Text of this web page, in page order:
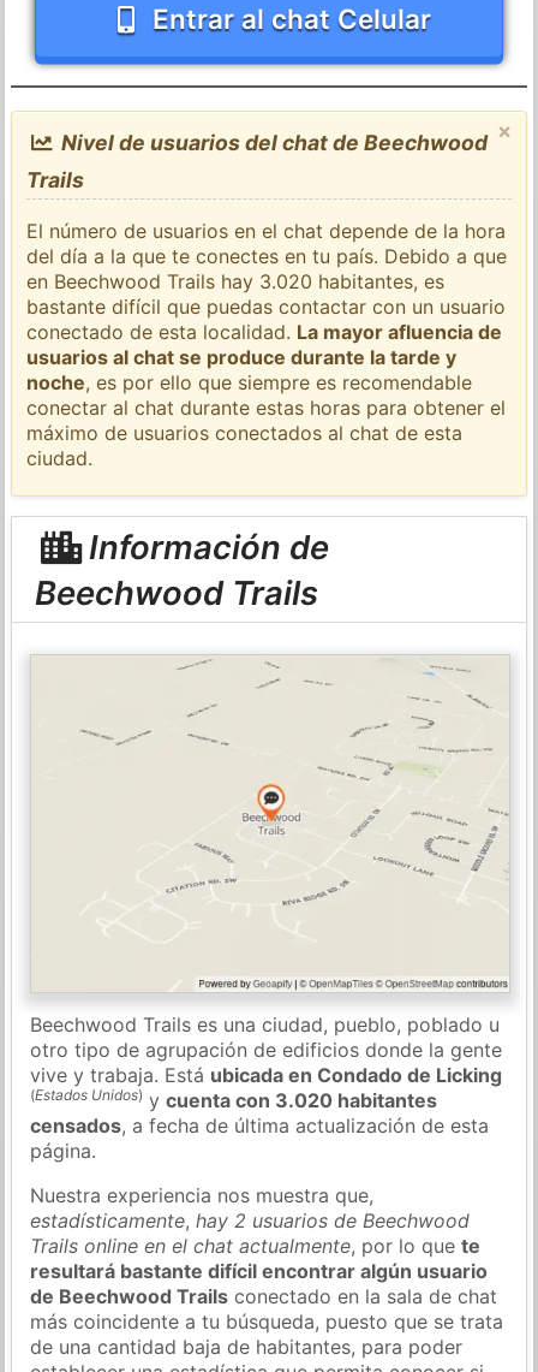
Entrar al chat Celular
×
Nivel de usuarios del chat de Beechwood
Trails
El número de usuarios en el chat depende de la hora
del día a la que te conectes en tu país. Debido a que
en Beechwood Trails hay 3.020 habitantes, es
bastante difícil que puedas contactar con un usuario
conectado de esta localidad. La mayor afluencia de
usuarios al chat se produce durante la tarde y
noche, es por ello que siempre es recomendable
conectar al chat durante estas horas para obtener el
máximo de usuarios conectados al chat de esta
ciudad.
Información de
Beechwood Trails
Beechwood Trails es una ciudad, pueblo, poblado u
otro tipo de agrupación de edificios donde la gente
vive y trabaja. Está ubicada en Condado de Licking
(Estados Unidos) ycuenta con 3.020 habitantes
censados, a fecha de última actualización de esta
página.
Nuestra experiencia nos muestra que,
estadísticamente,hay 2 usuarios de Beechwood
Trails online en el chat actualmente, por lo quete
resultará bastante difícil encontrar algún usuario
de Beechwood Trails conectado en la sala de chat
más coincidente a tu búsqueda, puesto que se trata
de una cantidad baja de habitantes, para poder